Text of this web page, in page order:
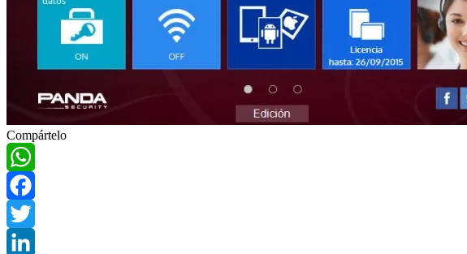
Compártelo
WhatsApp
Facebook
Twitter